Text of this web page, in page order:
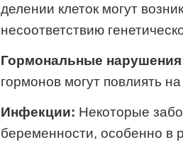
делении клеток могут
несоответствию
Гормональные
гормонов могут повлиять
Инфекции: Некоторые
беременности, особенно в